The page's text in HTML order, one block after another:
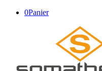
0Panier